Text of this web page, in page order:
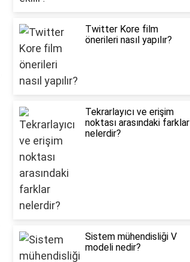
Twitter Kore film
önerileri nasıl yapılır?
Tekrarlayıcı ve erişim
noktası arasındaki farklar
nelerdir?
Sistem mühendisliği V
modeli nedir?